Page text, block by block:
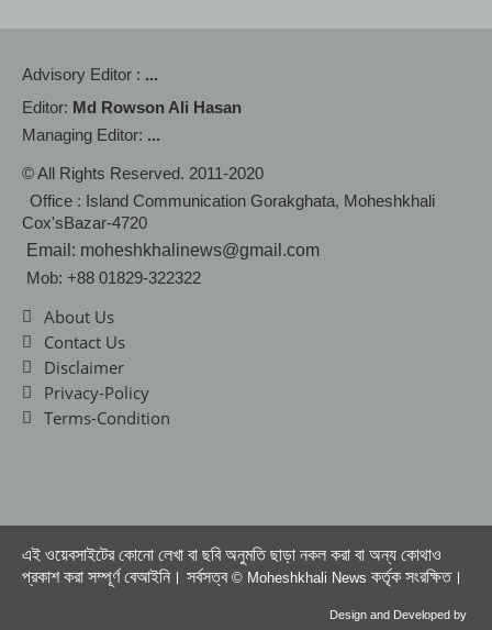
Advisory Editor : ...
Editor: Md Rowson Ali Hasan
Managing Editor: ...
© All Rights Reserved. 2011-2020
Office : Island Communication Gorakghata, Moheshkhali
Cox'sBazar-4720
Email: moheshkhalinews@gmail.com
Mob: +88 01829-322322
About Us
Contact Us
Disclaimer
Privacy-Policy
Terms-Condition
এই ওয়েবসাইটের কোনো লেখা বা ছবি অনুমতি ছাড়া নকল করা বা অন্য কোথাও
প্রকাশ করা সম্পূর্ণ বেআইনি। সর্বসত্ব © Moheshkhali News কর্তৃক সংরক্ষিত।
Design and Developed by